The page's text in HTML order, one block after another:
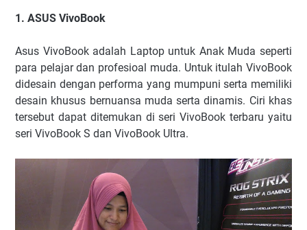
1. ASUS VivoBook
Asus VivoBook adalah Laptop untuk Anak Muda seperti
para pelajar dan profesioal muda. Untuk itulah VivoBook
didesain dengan performa yang mumpuni serta memiliki
desain khusus bernuansa muda serta dinamis. Ciri khas
tersebut dapat ditemukan di seri VivoBook terbaru yaitu
seri VivoBook S dan VivoBook Ultra.